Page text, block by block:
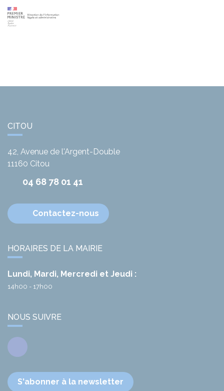
CITOU
42, Avenue de l'Argent-Double
11160 Citou
04 68 78 01 41
Contactez-nous
HORAIRES DE LA MAIRIE
Lundi, Mardi, Mercredi et Jeudi :
14h00 - 17h00
NOUS SUIVRE
Facebook
S'abonner à la newsletter